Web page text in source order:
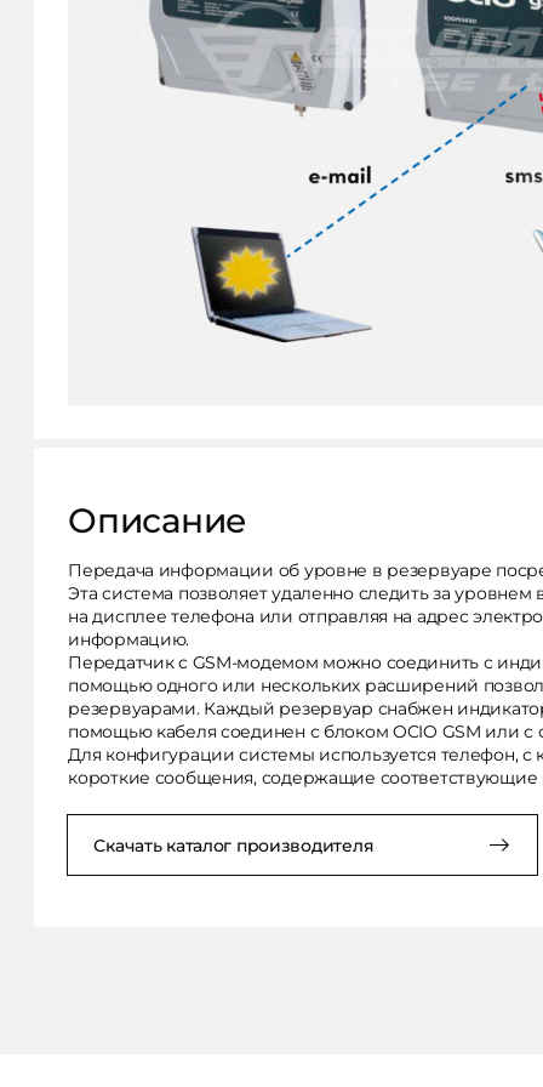
Описание
Передача информации об уровне в резервуаре
Эта система позволяет удаленно следить за уровнем
на дисплее телефона или отправляя на адрес
информацию.
Передатчик с GSM-модемом можно соединить с
помощью одного или нескольких расширений
резервуарами. Каждый резервуар снабжен
помощью кабеля соединен с блоком OCIO GSM или
Для конфигурации системы используется телефон, с
короткие сообщения, содержащие соответствующие
Скачать каталог производителя